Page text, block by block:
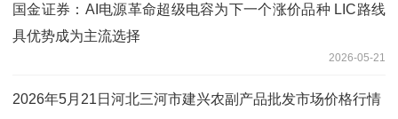
国金证券：AI电源革命超级电容为下一个涨价品种 LIC路线
具优势成为主流选择
2026-05-21
2026年5月21日河北三河市建兴农副产品批发市场价格行情